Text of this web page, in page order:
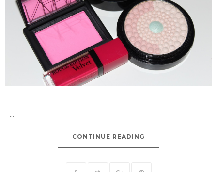
...
CONTINUE READING